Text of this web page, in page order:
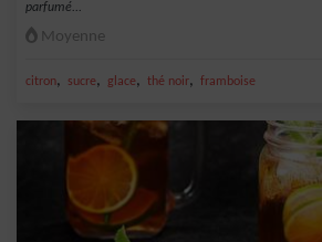
parfumé...
Moyenne
citron, sucre, glace, thé noir, framboise